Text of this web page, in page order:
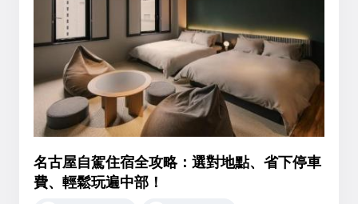
名古屋自駕住宿全攻略：選對地點、省下停車
費、輕鬆玩遍中部！